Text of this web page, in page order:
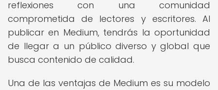
reflexiones con una comunidad
comprometida de lectores y escritores. Al
publicar en Medium, tendrás la oportunidad
de llegar a un público diverso y global que
busca contenido de calidad.
Una de las ventajas de Medium es su modelo